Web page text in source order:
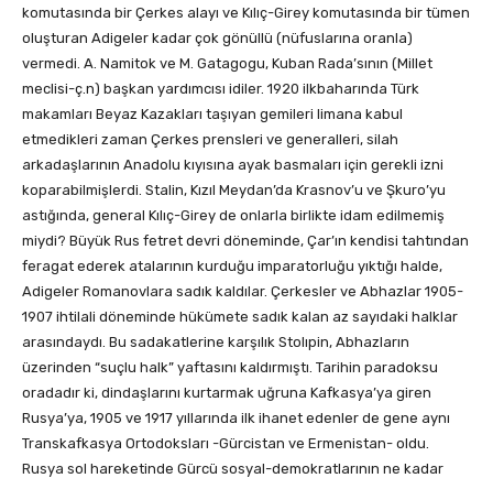
komutasında bir Çerkes alayı ve Kılıç-Girey komutasında bir tümen
oluşturan Adigeler kadar çok gönüllü (nüfuslarına oranla)
vermedi. A. Namitok ve M. Gatagogu, Kuban Rada’sının (Millet
meclisi-ç.n) başkan yardımcısı idiler. 1920 ilkbaharında Türk
makamları Beyaz Kazakları taşıyan gemileri limana kabul
etmedikleri zaman Çerkes prensleri ve generalleri, silah
arkadaşlarının Anadolu kıyısına ayak basmaları için gerekli izni
koparabilmişlerdi. Stalin, Kızıl Meydan’da Krasnov’u ve Şkuro’yu
astığında, general Kılıç-Girey de onlarla birlikte idam edilmemiş
miydi? Büyük Rus fetret devri döneminde, Çar’ın kendisi tahtından
feragat ederek atalarının kurduğu imparatorluğu yıktığı halde,
Adigeler Romanovlara sadık kaldılar. Çerkesler ve Abhazlar 1905-
1907 ihtilali döneminde hükümete sadık kalan az sayıdaki halklar
arasındaydı. Bu sadakatlerine karşılık Stolıpin, Abhazların
üzerinden “suçlu halk” yaftasını kaldırmıştı. Tarihin paradoksu
oradadır ki, dindaşlarını kurtarmak uğruna Kafkasya’ya giren
Rusya’ya, 1905 ve 1917 yıllarında ilk ihanet edenler de gene aynı
Transkafkasya Ortodoksları -Gürcistan ve Ermenistan- oldu.
Rusya sol hareketinde Gürcü sosyal-demokratlarının ne kadar